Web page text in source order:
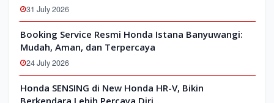
31 July 2026
Booking Service Resmi Honda Istana Banyuwangi:
Mudah, Aman, dan Terpercaya
24 July 2026
Honda SENSING di New Honda HR-V, Bikin
Berkendara Lebih Percaya Diri